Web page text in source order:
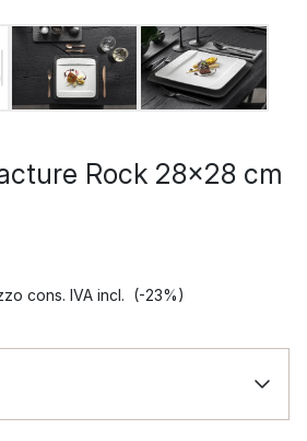
Rock 28x28 cm
cons. IVA incl. (-23%)